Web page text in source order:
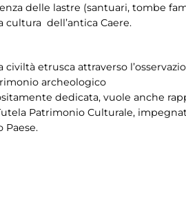
delle lastre (santuari, tombe
dell’antica Caere.
civiltà etrusca attraverso
archeologico
dedicata, vuole anche
Patrimonio Culturale,
Paese.